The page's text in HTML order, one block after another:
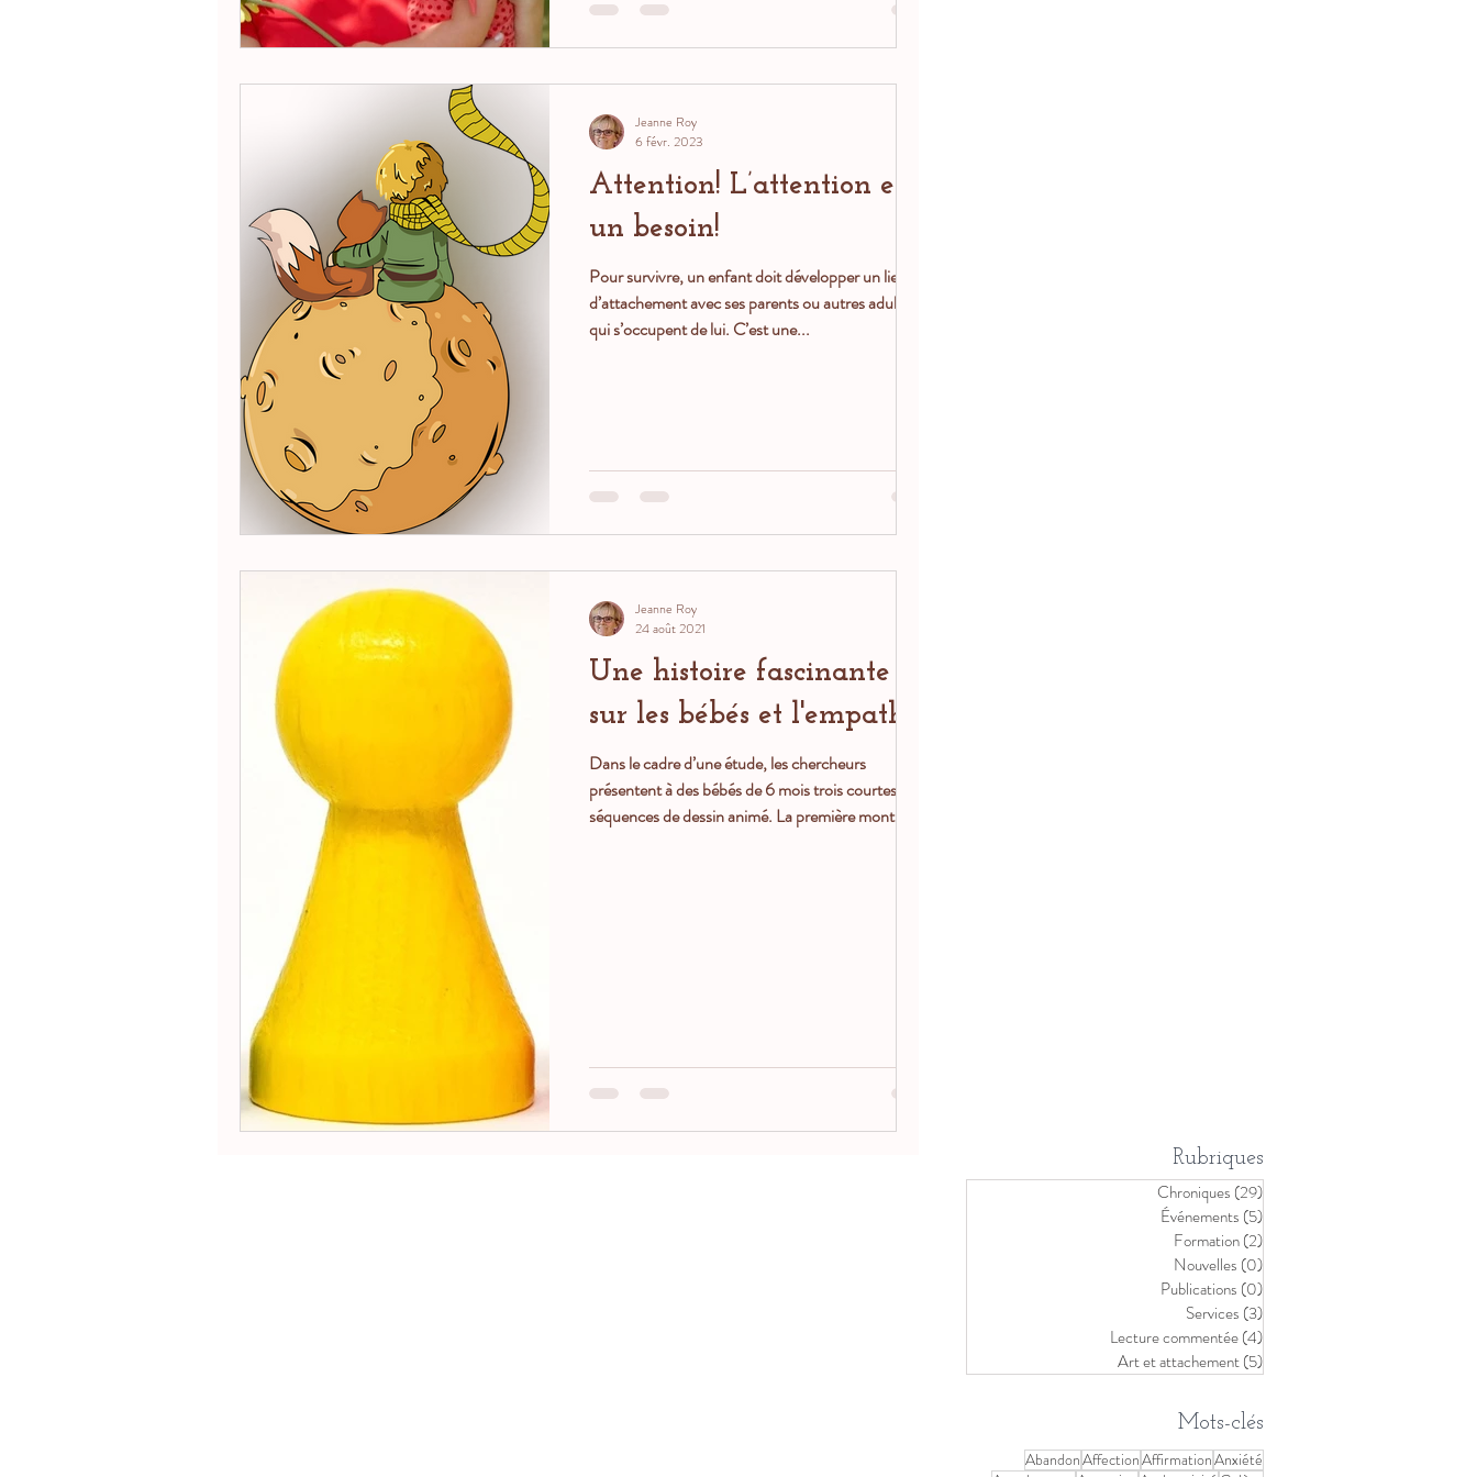
qui s’occupent de lui. C’est une...
Attention! L’attention est
un besoin!
Pour survivre, un enfant doit développer un lien
d’attachement avec ses parents ou autres adultes
qui s’occupent de lui. C’est une...
Jeanne Roy
6 févr. 2023
Une histoire fascinante
sur les bébés et l'empathie
Dans le cadre d’une étude, les chercheurs
présentent à des bébés de 6 mois trois courtes
séquences de dessin animé. La première montre
Jeanne Roy
24 août 2021
Rubriques
Chroniques (29)
Événements (5)
Formation(2)
Nouvelles (0)
Publications (0)
Services (3)
Lecture commentée(4)
Art et attachement(5)
Mots-clés
AbandonAffectionAffirmationAnxiété